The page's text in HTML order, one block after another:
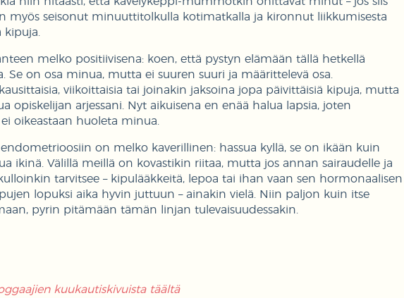
myös seisonut minuuttitolkulla kotimatkalla ja kironnut liikkumisesta
kipuja.
melko positiivisena: koen, että pystyn elämään tällä hetkellä
Se on osa minua, mutta ei suuren suuri ja määrittelevä osa.
viikoittaisia tai joinakin jaksoina jopa päivittäisiä kipuja, mutta
opiskelijan arjessani. Nyt aikuisena en enää halua lapsia, joten
oikeastaan huoleta minua.
on melko kaverillinen: hassua kyllä, se on ikään kuin
ikinä. Välillä meillä on kovastikin riitaa, mutta jos annan sairaudelle ja
tarvitsee – kipulääkkeitä, lepoa tai ihan vaan sen hormonaalisen
lopuksi aika hyvin juttuun – ainakin vielä. Niin paljon kuin itse
pyrin pitämään tämän linjan tulevaisuudessakin.
kuukautiskivuista täältä